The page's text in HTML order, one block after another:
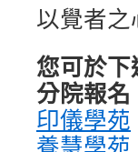
以覺者
您可於
分院報名
印儀學苑
養慧學苑